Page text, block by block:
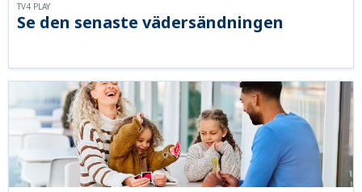
Se den senaste vädersändningen
TV4 PLAY